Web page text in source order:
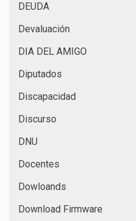
DEUDA
Devaluación
DIA DEL AMIGO
Diputados
Discapacidad
Discurso
DNU
Docentes
Dowloands
Download Firmware